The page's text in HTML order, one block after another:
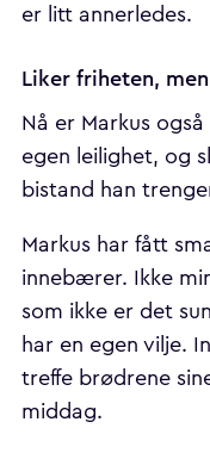
er litt annerledes.
Liker friheten,
Nå er Markus
egen leilighet, og
bistand han
Markus har fått
innebærer. Ikke
som ikke er det
har en egen vilje.
treffe brødrene
middag.